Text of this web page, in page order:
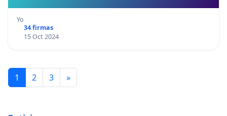
Yo
34 firmas
15 Oct 2024
1 2 3 »